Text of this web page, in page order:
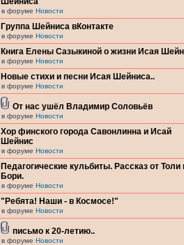
в форуме Новости
Группа Шейниса вКонтакте
в форуме Новости
Книга Елены Сазыкиной о жизни Исая
в форуме Новости
Новые стихи и песни Исая Шейниса..
в форуме Новости
От нас ушёл Владимир Соловьёв
в форуме Новости
Хор финского города Савонлинна и Исай
Шейнис
в форуме Новости
Педагогические кульбиты. Рассказ от Толи
Бори.
в форуме Новости
"Ребята! Наши - в Космосе!"
в форуме Новости
письмо к 20-летию..
в форуме Новости